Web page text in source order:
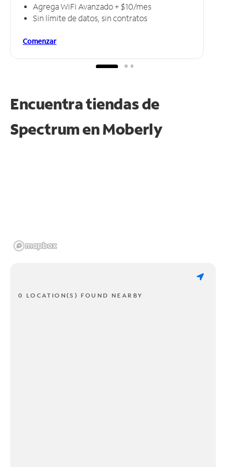
Agrega WiFi Avanzado + $10/mes
Sin límite de datos, sin contratos
Comenzar
Encuentra tiendas de
Spectrum enMoberly
0 LOCATION(S) FOUND NEARBY